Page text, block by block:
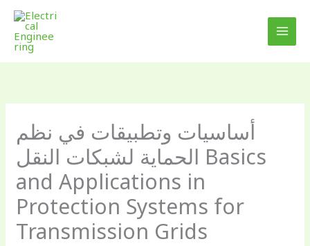
Skip
content
أساسيات وتطبيقات في نظم
الحماية لشبكات النقل Basics
and Applications in
Protection Systems for
Transmission Grids